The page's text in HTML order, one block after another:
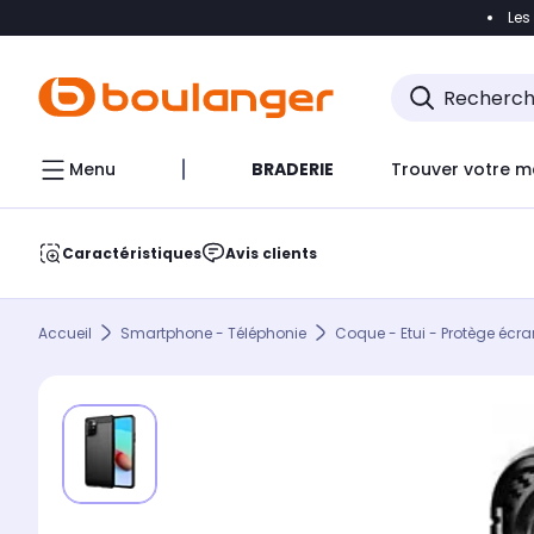
Accéder
Menu BRADERIE Trouver votre
Caractéristiques Avis clients
Accueil Smartphone - Téléphonie Coque - Etui - Protège